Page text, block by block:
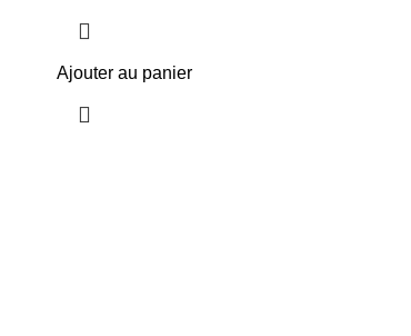
Ajouter au panier